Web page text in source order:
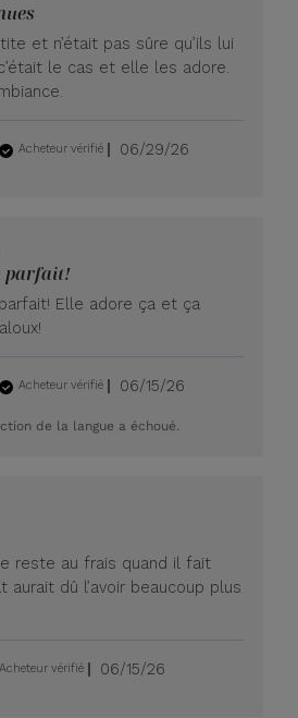
et n’était pas sûre qu’ils lui
le cas et elle les adore.
Acheteur vérifié
Date
06/29/26
parfait!
Elle adore ça et ça
Acheteur vérifié
Date
publication
06/15/26
de la langue a échoué.
reste au frais quand il fait
aurait dû l’avoir beaucoup plus
Acheteur vérifié
Date
06/15/26